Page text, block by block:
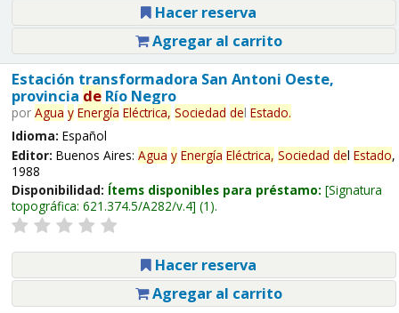
Hacer reserva
Agregar al carrito
Estación transformadora San Antoni Oeste,
provincia deRío Negro
por Agua y Energía Eléctrica, Sociedad del Estado.
Idioma: Español
Editor: Buenos Aires: Agua y Energía Eléctrica, Sociedad del Estado,
1988
Disponibilidad: Ítems disponibles para préstamo: Signatura
topográfica: 621.374.5/A282/v.4 (1).
Hacer reserva
Agregar al carrito